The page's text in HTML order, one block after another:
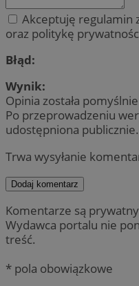
Akceptuję regulamin
oraz politykę
Błąd:
Wynik:
Opinia została
Po przeprowadzeniu
udostępniona publicznie.
Trwa wysyłanie
Dodaj komentarz
Komentarze są
Wydawca portalu nie
treść.
* pola obowiązkowe